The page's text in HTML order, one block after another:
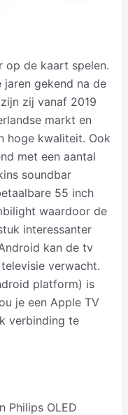
op de kaart spelen.
jaren gekend na de
zij vanaf 2019
markt en
hoge kwaliteit. Ook
met een aantal
soundbar
55 inch
waardoor de
interessanter
kan de tv
verwacht.
platform) is
je een Apple TV
verbinding te
Philips OLED